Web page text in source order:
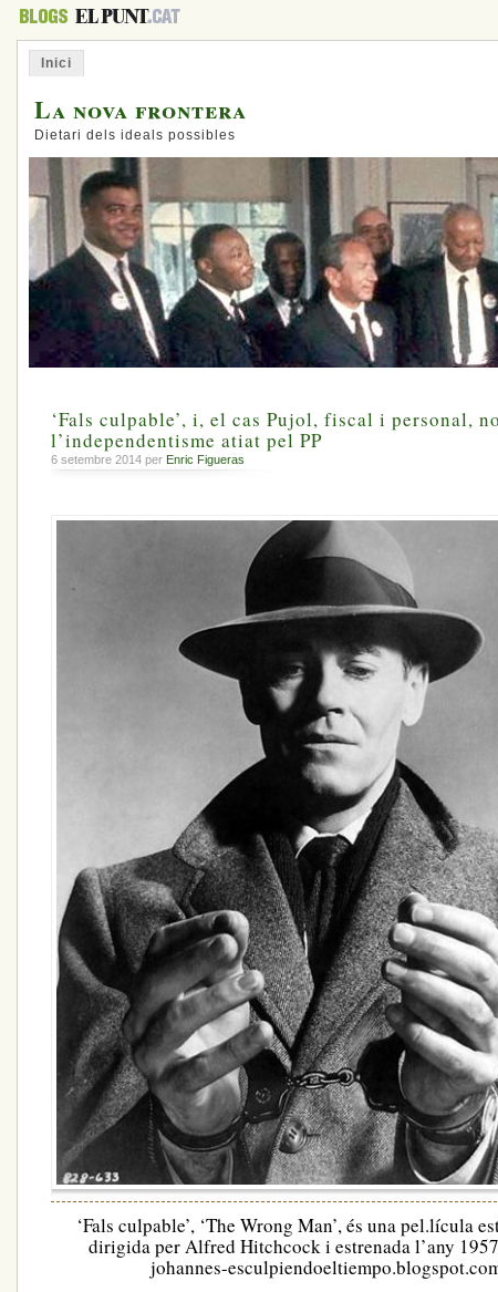
Inici
La nova frontera
Dietari dels ideals possibles
‘Fals culpable’, i, el cas Pujol, fiscal i personal,
l’independentisme atiat pel PP
6 setembre 2014 per Enric Figueras
‘Fals culpable’, ‘The Wrong Man’, és una pel.lícula
dirigida per Alfred Hitchcock i estrenada l’any
johannes-